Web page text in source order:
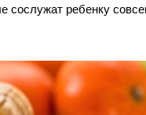
сослужат ребенку